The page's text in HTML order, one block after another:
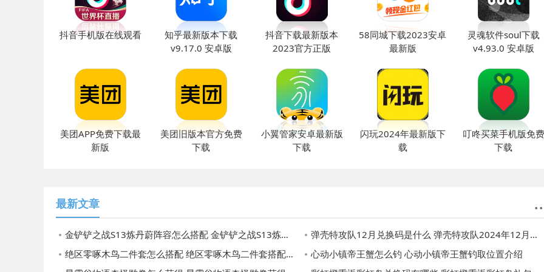
抖音手机版在线观看
知乎最新版本下载
v9.17.0 安卓版
抖音下载最新版本
2023官方正版
58同城下载2023安卓
最新版
灵魂软件soul下载
v4.93.0 安卓版
美团APP免费下载最
新版
美团旧版本官方免费
下载
小翼管家安卓最新版
下载
闪玩2024年最新版下
载
叮咚买菜手机版免费
下载
最新文章
金铲铲之战S13炼丹蔚阵容怎么搭配 金铲铲之战S13炼丹蔚阵容搭配攻略
弹壳特攻队12月兑换码是什么 弹壳特攻队2024年12月礼包兑换码分享
绝区零啄木鸟二件套怎么搭配 绝区零啄木鸟二件套搭配推荐
心动小镇帝王蟹怎么钓 心动小镇帝王蟹钓取位置介绍